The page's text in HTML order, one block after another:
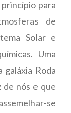
para
de
Solar e
Uma
galáxia Roda
de nós e que
se